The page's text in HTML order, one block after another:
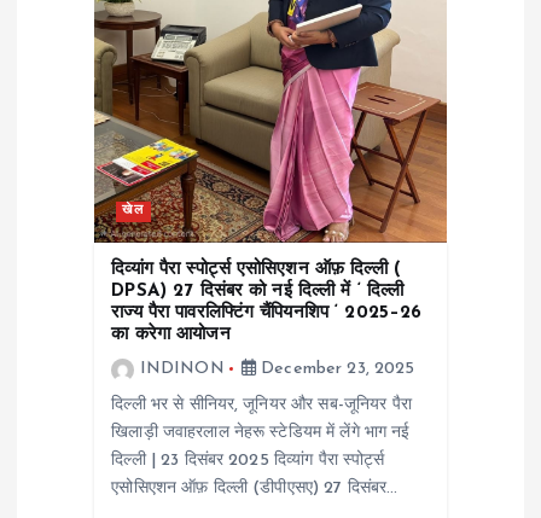
खेल
दिव्यांग पैरा स्पोर्ट्स एसोसिएशन ऑफ़ दिल्ली (
DPSA) 27 दिसंबर को नई दिल्ली में ‘ दिल्ली
राज्य पैरा पावरलिफ्टिंग चैंपियनशिप ‘ 2025–26
का करेगा आयोजन
INDINON
December 23, 2025
दिल्ली भर से सीनियर, जूनियर और सब-जूनियर पैरा
खिलाड़ी जवाहरलाल नेहरू स्टेडियम में लेंगे भाग नई
दिल्ली | 23 दिसंबर 2025 दिव्यांग पैरा स्पोर्ट्स
एसोसिएशन ऑफ़ दिल्ली (डीपीएसए) 27 दिसंबर…